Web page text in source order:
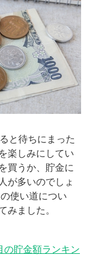
と待ちにまった
楽しみにしてい
買うか、貯金に
が多いのでしょ
使い道につい
みました。
の貯金額ランキン